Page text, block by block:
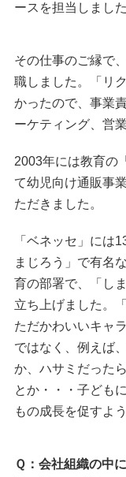
ースを担当しました
その仕事のご縁で
職しました。「リ
かったので、事業
ーケティング、営
2003年には教育の
て幼児向け通販事
ただきました。
「ベネッセ」には
まじろう」で有名
育の部署で、「し
立ち上げました。
ただかわいいキャ
ではなく、例えば
か、ハサミだった
とか・・・子ども
もの成長を促すよ
Ｑ：会社組織の中